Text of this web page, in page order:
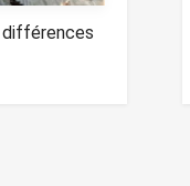
différences